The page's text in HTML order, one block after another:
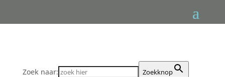
Zoek naar: Zoekknop